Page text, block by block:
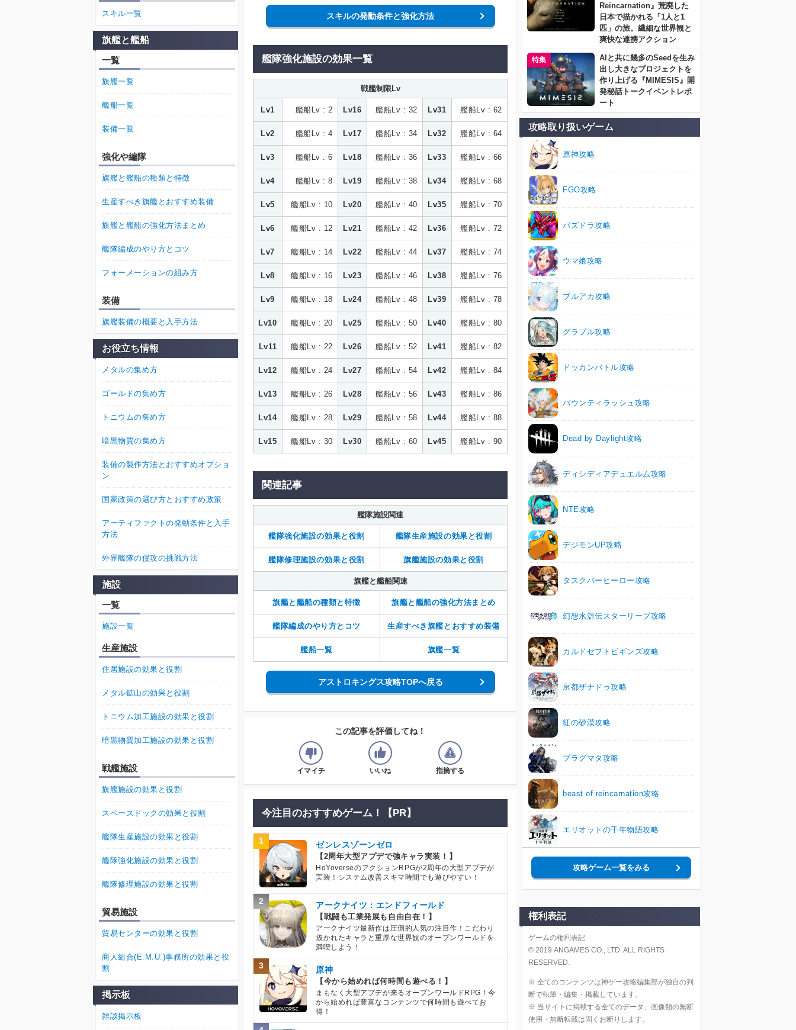
スキルの発動条件と強化方法
艦隊強化施設の効果一覧
戦艦制限Lv
Lv1 艦船Lv : 2 Lv16 艦船Lv : 32 Lv31 艦船Lv : 62
Lv2 艦船Lv : 4 Lv17 艦船Lv : 34 Lv32 艦船Lv : 64
Lv3 艦船Lv : 6 Lv18 艦船Lv : 36 Lv33 艦船Lv : 66
Lv4 艦船Lv : 8 Lv19 艦船Lv : 38 Lv34 艦船Lv : 68
Lv5 艦船Lv : 10 Lv20 艦船Lv : 40 Lv35 艦船Lv : 70
Lv6 艦船Lv : 12 Lv21 艦船Lv : 42 Lv36 艦船Lv : 72
Lv7 艦船Lv : 14 Lv22 艦船Lv : 44 Lv37 艦船Lv : 74
Lv8 艦船Lv : 16 Lv23 艦船Lv : 46 Lv38 艦船Lv : 76
Lv9 艦船Lv : 18 Lv24 艦船Lv : 48 Lv39 艦船Lv : 78
Lv10 艦船Lv : 20 Lv25 艦船Lv : 50 Lv40 艦船Lv : 80
Lv11 艦船Lv : 22 Lv26 艦船Lv : 52 Lv41 艦船Lv : 82
Lv12 艦船Lv : 24 Lv27 艦船Lv : 54 Lv42 艦船Lv : 84
Lv13 艦船Lv : 26 Lv28 艦船Lv : 56 Lv43 艦船Lv : 86
Lv14 艦船Lv : 28 Lv29 艦船Lv : 58 Lv44 艦船Lv : 88
Lv15 艦船Lv : 30 Lv30 艦船Lv : 60 Lv45 艦船Lv : 90
関連記事
艦隊施設関連
艦隊強化施設の効果と役割 艦隊生産施設の効果と役割
艦隊修理施設の効果と役割 旗艦施設の効果と役割
旗艦と艦船関連
旗艦と艦船の種類と特徴 旗艦と艦船の強化方法まとめ
艦隊編成のやり方とコツ 生産すべき旗艦とおすすめ装備
艦船一覧 旗艦一覧
アストロキングス攻略TOPへ戻る
この記事を評価してね！
イマイチ いいね 指摘する
今注目のおすすめゲーム！【PR】
1 ゼンレスゾーンゼロ
【2周年大型アプデで強キャラ実装！】
HoYoverseのアクションRPGが2周年の大型アプデが
実装！システム改善スキマ時間でも遊びやすい！
2 アークナイツ：エンドフィールド
【戦闘も工業発展も自由自在！】
アークナイツ最新作は圧倒的人気の注目作！こだわり
抜かれたキャラと重厚な世界観のオープンワールドを
満喫しよう！
3 原神
【今から始めれば何時間も遊べる！】
まもなく大型アプデが来るオープンワールドRPG！今
から始めれば豊富なコンテンツで何時間も遊べてお
得！
Reincarnation』荒廃した
日本で描かれる「1人と1
匹」の旅。繊細な世界観と
爽快な連携アクション
特集
AIと共に幾多のSeedを生み
出し大きなプロジェクトを
作り上げる『MIMESIS』開
発秘話トークイベントレポ
ート
攻略取り扱いゲーム
原神攻略
FGO攻略
パズドラ攻略
ウマ娘攻略
ブルアカ攻略
グラブル攻略
ドッカンバトル攻略
バウンティラッシュ攻略
Dead by Daylight攻略
ディシディアデュエルム攻略
NTE攻略
デジモンUP攻略
タスクバーヒーロー攻略
幻想水滸伝スターリープ攻略
カルドセプトビギンズ攻略
亰都ザナドゥ攻略
紅の砂漠攻略
プラグマタ攻略
beast of reincarnation攻略
エリオットの千年物語攻略
攻略ゲーム一覧をみる
権利表記
ゲームの権利表記
© 2019 ANGAMES CO., LTD. ALL RIGHTS
RESERVED.
※ 全てのコンテンツは神ゲー攻略編集部が独自の判
断で執筆・編集・掲載しています。
※ 当サイトに掲載する全てのデータ、画像類の無断
使用・無断転載は固くお断りします。
スキル一覧
旗艦と艦船
一覧
旗艦一覧
艦船一覧
装備一覧
強化や編隊
旗艦と艦船の種類と特徴
生産すべき旗艦とおすすめ装備
旗艦と艦船の強化方法まとめ
艦隊編成のやり方とコツ
フォーメーションの組み方
装備
旗艦装備の概要と入手方法
お役立ち情報
メタルの集め方
ゴールドの集め方
トニウムの集め方
暗黒物質の集め方
装備の製作方法とおすすめオプショ
ン
国家政策の選び方とおすすめ政策
アーティファクトの発動条件と入手
方法
外界艦隊の侵攻の挑戦方法
施設
一覧
施設一覧
生産施設
住居施設の効果と役割
メタル鉱山の効果と役割
トニウム加工施設の効果と役割
暗黒物質加工施設の効果と役割
戦艦施設
旗艦施設の効果と役割
スペースドックの効果と役割
艦隊生産施設の効果と役割
艦隊強化施設の効果と役割
艦隊修理施設の効果と役割
貿易施設
貿易センターの効果と役割
商人組合(E.M.U.)事務所の効果と役
割
掲示板
雑談掲示板